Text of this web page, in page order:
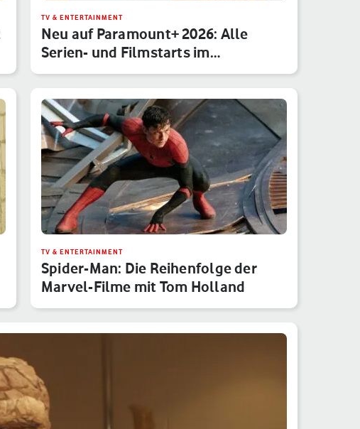
TV & ENTERTAINMENT
Neu auf Paramount+ 2026: Alle
Serien- und Filmstarts im
Monatsübe…
TV & ENTERTAINMENT
Spider-Man: Die Reihenfolge der
Marvel-Filme mit Tom Holland